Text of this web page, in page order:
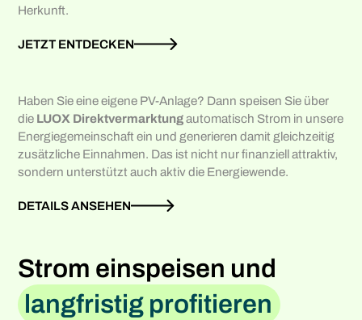
Herkunft.
JETZT ENTDECKEN
Haben Sie eine eigene PV-Anlage? Dann speisen Sie über
die LUOX Direktvermarktungautomatisch Strom in unsere
Energiegemeinschaft ein und generieren damit gleichzeitig
zusätzliche Einnahmen. Das ist nicht nur finanziell attraktiv,
sondern unterstützt auch aktiv die Energiewende.
DETAILS ANSEHEN
Strom einspeisen und
langfristig profitieren